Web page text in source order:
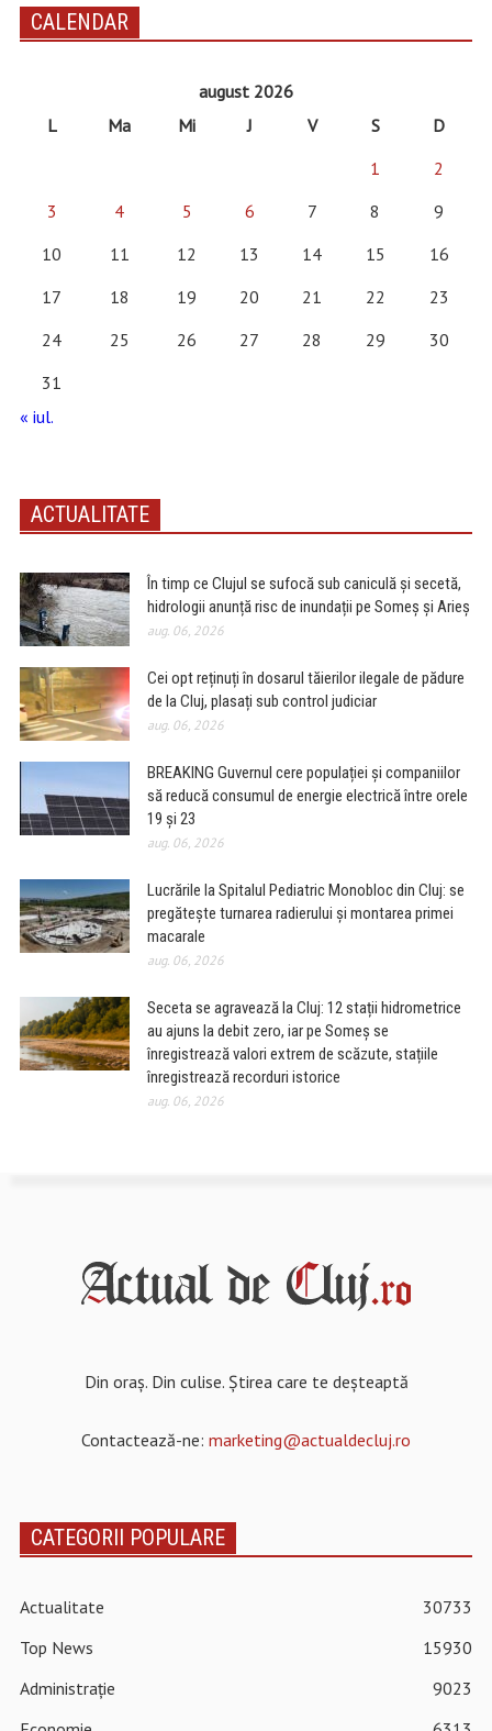
CALENDAR
august 2026
L
Ma Mi J V S
D
1
2
3
4 5 6 7 8
9
10
11 12 13 14 15
16
17
18 19 20 21 22
23
24
25 26 27 28 29
30
31
« iul.
ACTUALITATE
În timp ce Clujul se sufocă sub caniculă și secetă,
hidrologii anunță risc de inundații pe Someș și Arieș
aug. 06, 2026
Cei opt reținuți în dosarul tăierilor ilegale de pădure
de la Cluj, plasați sub control judiciar
aug. 06, 2026
BREAKING Guvernul cere populației și companiilor
să reducă consumul de energie electrică între orele
19 și 23
aug. 06, 2026
Lucrările la Spitalul Pediatric Monobloc din Cluj: se
pregătește turnarea radierului și montarea primei
macarale
aug. 06, 2026
Seceta se agravează la Cluj: 12 stații hidrometrice
au ajuns la debit zero, iar pe Someș se
înregistrează valori extrem de scăzute, stațiile
înregistrează recorduri istorice
aug. 06, 2026
Din oraș. Din culise. Știrea care te deșteaptă
Contactează-ne: marketing@actualdecluj.ro
CATEGORII POPULARE
Actualitate
30733
Top News
15930
Administrație
9023